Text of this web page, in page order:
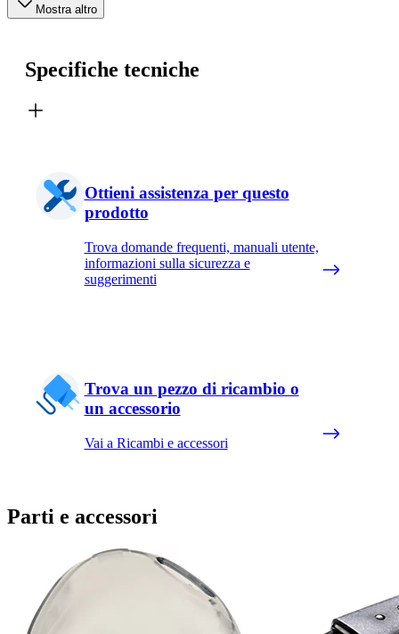
Mostra altro
Specifiche tecniche
Ottieni assistenza per questo
prodotto
Trova domande frequenti, manuali utente,
informazioni sulla sicurezza e
suggerimenti
Trova un pezzo di ricambio o
un accessorio
Vai a Ricambi e accessori
Parti e accessori